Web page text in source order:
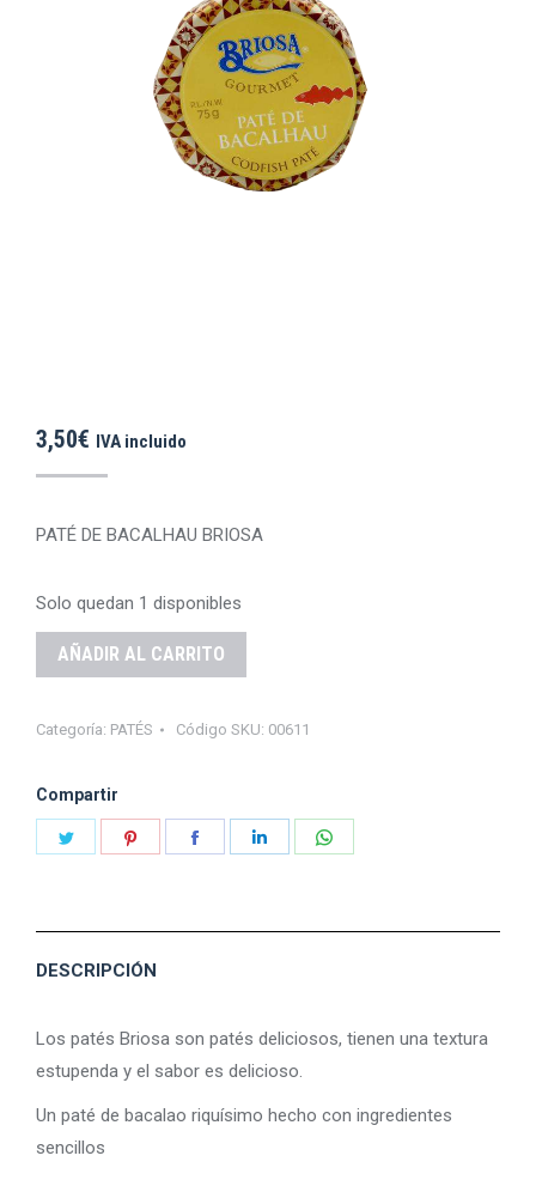
3,50€ IVA incluido
PATÉ DE BACALHAU BRIOSA
Solo quedan 1 disponibles
AÑADIR AL CARRITO
Categoría: PATÉS Código SKU: 00611
Compartir
DESCRIPCIÓN
Los patés Briosa son patés deliciosos, tienen una textura
estupenda y el sabor es delicioso.
Un paté de bacalao riquísimo hecho con ingredientes
sencillos